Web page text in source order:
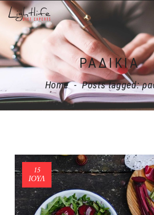
ΡΑΔΊΚΙΑ
Home - Posts tagged:
15
ΙΟΎΛ